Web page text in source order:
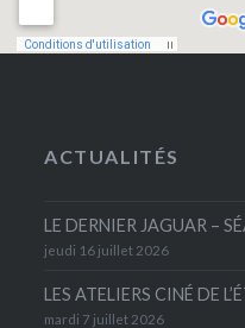
ACTUALITÉS
LE DERNIER JAGUAR –
jeudi 16 juillet 2026
LES ATELIERS CINÉ DE
mardi 7 juillet 2026